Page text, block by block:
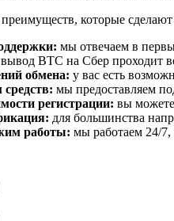
которые
мы отвечаем в
вывод BTC на Сбер проходит
обмена: у вас есть
мы предоставляем
регистрации: вы можете
для большинства
работы: мы работаем 24/